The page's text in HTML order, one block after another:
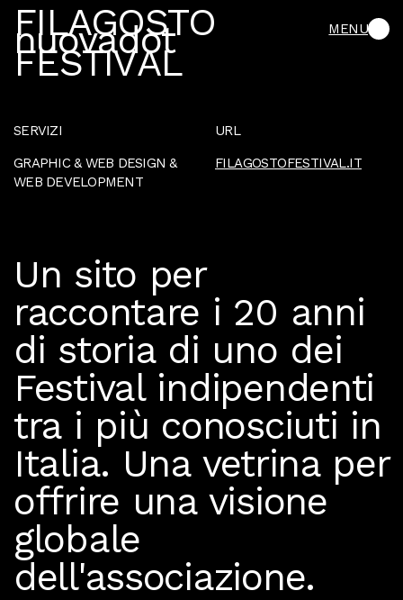
nuovadot MENU
FILAGOSTO
FESTIVAL
SERVIZI
GRAPHIC & WEB DESIGN &
WEB DEVELOPMENT
URL
FILAGOSTOFESTIVAL.IT
Un sito per
raccontare i 20 anni
di storia di uno dei
Festival indipendenti
tra i più conosciuti in
Italia. Una vetrina per
offrire una visione
globale
dell'associazione.